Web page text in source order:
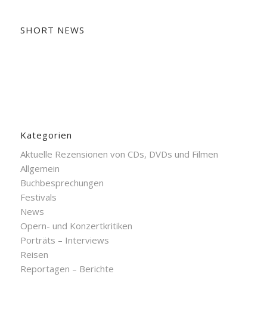
SHORT NEWS
Kategorien
Aktuelle Rezensionen von CDs, DVDs und Filmen
Allgemein
Buchbesprechungen
Festivals
News
Opern- und Konzertkritiken
Porträts – Interviews
Reisen
Reportagen – Berichte